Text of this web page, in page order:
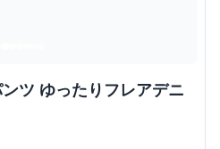
ツ ゆったりフレアデニ